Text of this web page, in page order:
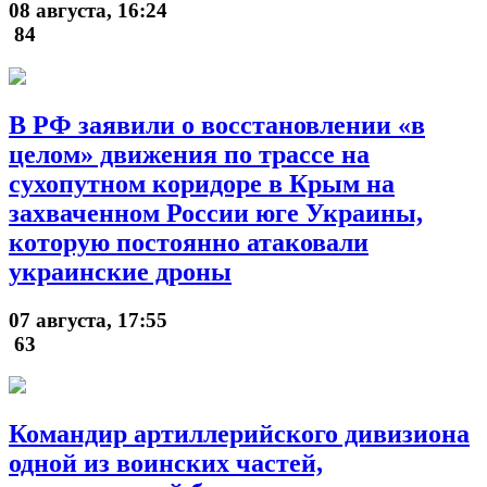
08 августа, 16:24
84
В РФ заявили о восстановлении «в
целом» движения по трассе на
сухопутном коридоре в Крым на
захваченном России юге Украины,
которую постоянно атаковали
украинские дроны
07 августа, 17:55
63
Командир артиллерийского дивизиона
одной из воинских частей,